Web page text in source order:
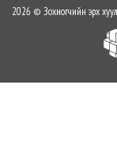
2026 © Зохиогчийн эрх